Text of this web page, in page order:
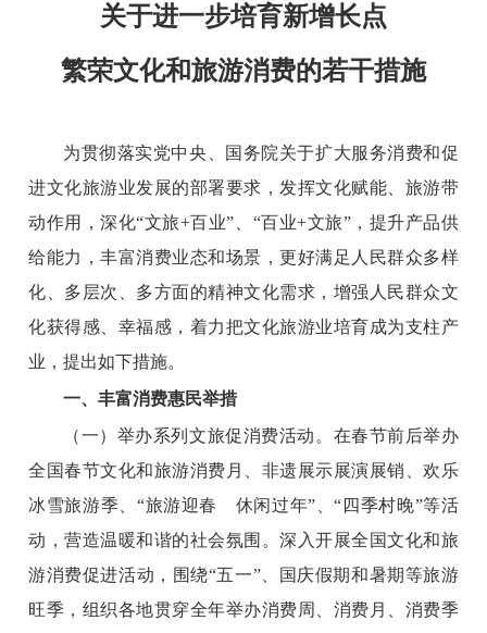
关于进一步培育新增长点
繁荣文化和旅游消费的若干措施
为贯彻落实党中央、国务院关于扩大服务消费和促
进文化旅游业发展的部署要求，发挥文化赋能、旅游带
动作用，深化“文旅+百业”、“百业+文旅”，提升产品供
给能力，丰富消费业态和场景，更好满足人民群众多样
化、多层次、多方面的精神文化需求，增强人民群众文
化获得感、幸福感，着力把文化旅游业培育成为支柱产
业，提出如下措施。
一、丰富消费惠民举措
（一）举办系列文旅促消费活动。 在春节前后举办
全国春节文化和旅游消费月、非遗展示展演展销、欢乐
冰雪旅游季、“旅游迎春 休闲过年”、“四季村晚”等活
动，营造温暖和谐的社会氛围。深入开展全国文化和旅
游消费促进活动，围绕“五一”、国庆假期和暑期等旅游
旺季，组织各地贯穿全年举办消费周、消费月、消费季